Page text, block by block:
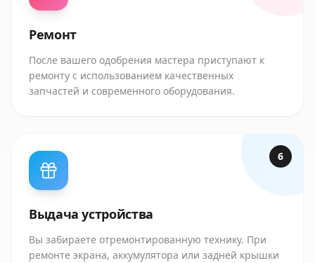
Ремонт
После вашего одобрения мастера приступают к
ремонту с использованием качественных
запчастей и современного оборудования.
6
Выдача устройства
Вы забираете отремонтированную технику. При
ремонте экрана, аккумулятора или задней крышки